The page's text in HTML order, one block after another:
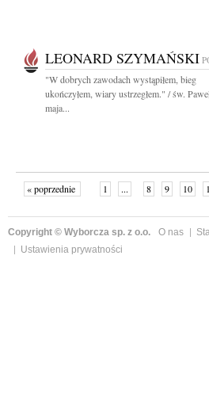
LEONARD SZYMAŃSKI
"W dobrych zawodach wystąpiłem, bieg
ukończyłem, wiary ustrzegłem." / św.
maja...
« poprzednie 1 ... 8 9 10
Copyright © Wyborcza sp. z o.o. O nas
Ustawienia prywatności